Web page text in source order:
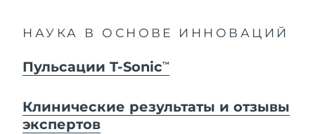
НАУКА В ОСНОВЕ ИННОВАЦИЙ
Пульсации T-SonicTM
Клинические результаты и отзывы
экспертов